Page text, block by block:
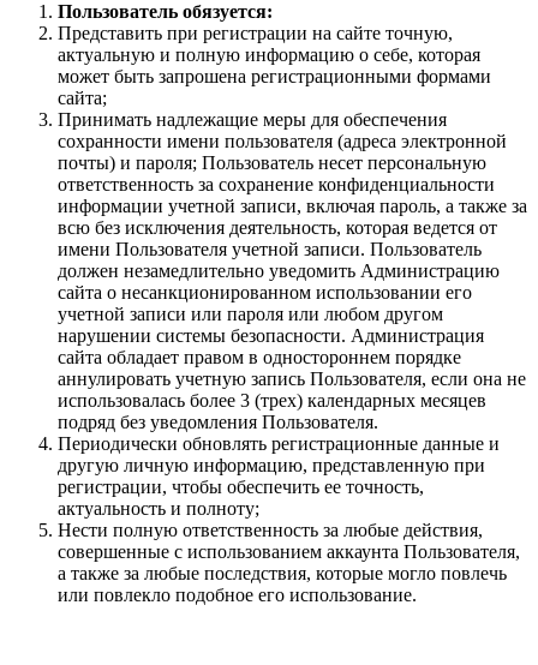
Пользователь обязуется:
Представить при регистрации на сайте точную,
актуальную и полную информацию о себе, которая
может быть запрошена регистрационными формами
сайта;
Принимать надлежащие меры для обеспечения
сохранности имени пользователя (адреса электронной
почты) и пароля; Пользователь несет персональную
ответственность за сохранение конфиденциальности
информации учетной записи, включая пароль, а также за
всю без исключения деятельность, которая ведется от
имени Пользователя учетной записи. Пользователь
должен незамедлительно уведомить Администрацию
сайта о несанкционированном использовании его
учетной записи или пароля или любом другом
нарушении системы безопасности. Администрация
сайта обладает правом в одностороннем порядке
аннулировать учетную запись Пользователя, если она не
использовалась более 3 (трех) календарных месяцев
подряд без уведомления Пользователя.
Периодически обновлять регистрационные данные и
другую личную информацию, представленную при
регистрации, чтобы обеспечить ее точность,
актуальность и полноту;
Нести полную ответственность за любые действия,
совершенные с использованием аккаунта Пользователя,
а также за любые последствия, которые могло повлечь
или повлекло подобное его использование.